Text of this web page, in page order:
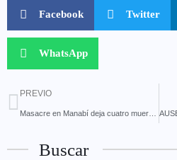
Facebook Twitter
WhatsApp
PREVIO
Buscar